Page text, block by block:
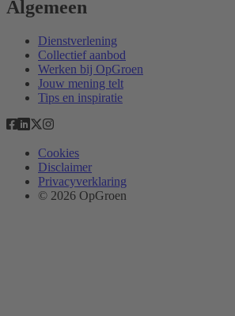
Algemeen
Dienstverlening
Collectief aanbod
Werken bij OpGroen
Jouw mening telt
Tips en inspiratie
Cookies
Disclaimer
Privacyverklaring
© 2026 OpGroen